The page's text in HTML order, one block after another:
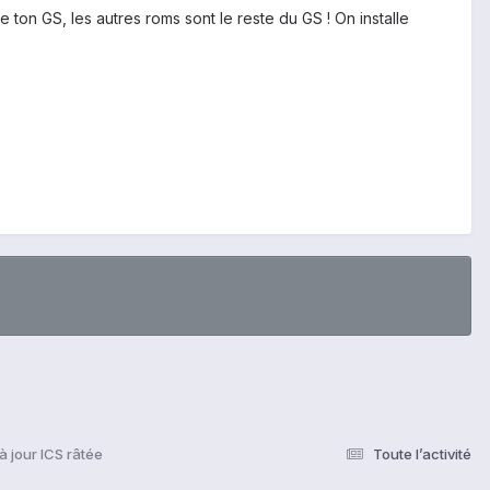
GS, les autres roms sont le reste du GS ! On installe
Toute l’activité
jour ICS râtée